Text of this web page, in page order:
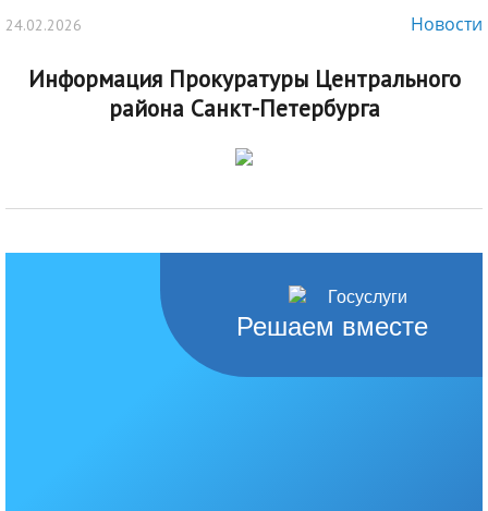
24.02.2026 Новости
Информация Прокуратуры Центрального
района Санкт-Петербурга
Решаем вместе